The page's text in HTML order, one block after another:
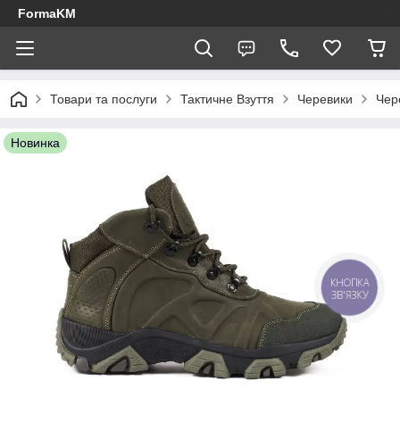
FormaKM
Товари та послуги Тактичне Взуття Черевики
Новинка
КНОПКА
ЗВ'ЯЗКУ